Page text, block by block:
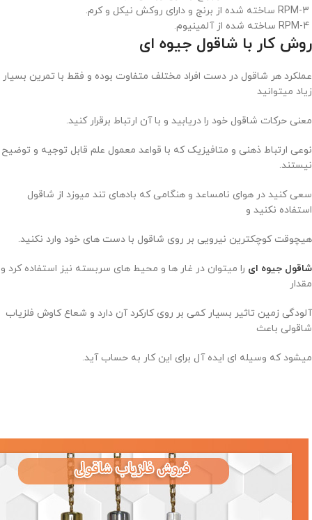
روش کار با شاقول جیوه ای
عملکرد هر شاقول در دست افراد مختلف متفاوت بوده و فقط با تمرین بسیار
زیاد میتوانید
معنی حرکات شاقول خود را دریابید و با آن ارتباط برقرار کنید.
نوعی ارتباط ذهنی و متافیزیک که با قواعد معمول علم قابل توجیه و توضیح
نیستند.
سعی کنید در هوای نامساعد و هنگامی که بادهای تند میوزد از شاقول
استفاده نکنید و
هیچوقت کوچکترین نیرویی بر روی شاقول با دست های خود وارد نکنید.
شاقول جیوه ای را میتوان در غار ها و محیط های سربسته نیز استفاده کرد و
مقدار
آلودگی زمین تاثیر بسیار کمی بر روی کارکرد آن دارد و شعاع کاوش فلزیاب
شاقولی باعث
میشود که وسیله ای ایده آل برای این کار به حساب آید.